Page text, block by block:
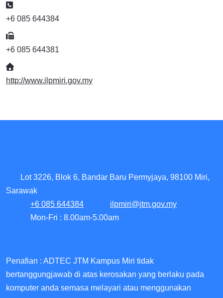
Telefon
+6 085 644384
Faks
+6 085 644381
Website
http://www.ilpmiri.gov.my
Lot 3226, Blok 6, Bandar Baru Permyjaya, 98100 Miri,
Sarawak
+6 085 644384
ilpmiri@jtm.gov.my
Mon-Fri : 8.00am-5.00am
Penafian : ADTEC JTM Kampus Miri tidak
bertanggungjawab di atas kerosakan yang berlaku pada
komputer anda semasa melayari atau menggunakan